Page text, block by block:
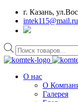
г. Казань,
intek115@mail.ru
Поиск
товаров
О нас
О
Галерея